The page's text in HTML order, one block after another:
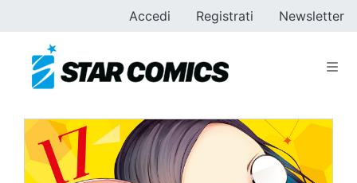
Accedi Registrati Newsletter